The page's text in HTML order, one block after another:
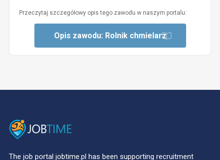
Przeczytaj szczegółowy opis tego zawodu w naszym portalu:
Opis zawodu: Rolnik chmielarz
The job portal jobtime.pl has been supporting recruitment